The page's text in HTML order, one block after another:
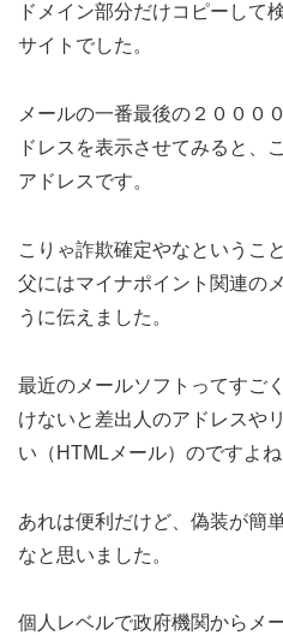
ドメイン部分だけコピーして
サイトでした。
メールの一番最後の２０００
ドレスを表示させてみると、
アドレスです。
こりゃ詐欺確定やなというこ
父にはマイナポイント関連の
うに伝えました。
最近のメールソフトってすご
けないと差出人のアドレスや
い（HTMLメール）のですよね
あれは便利だけど、偽装が簡
なと思いました。
個人レベルで政府機関からメ